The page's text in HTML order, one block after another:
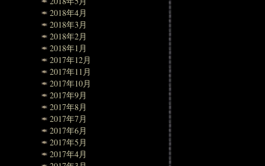
2018年4月
2018年3月
2018年2月
2018年1月
2017年12月
2017年11月
2017年10月
2017年9月
2017年8月
2017年7月
2017年6月
2017年5月
2017年4月